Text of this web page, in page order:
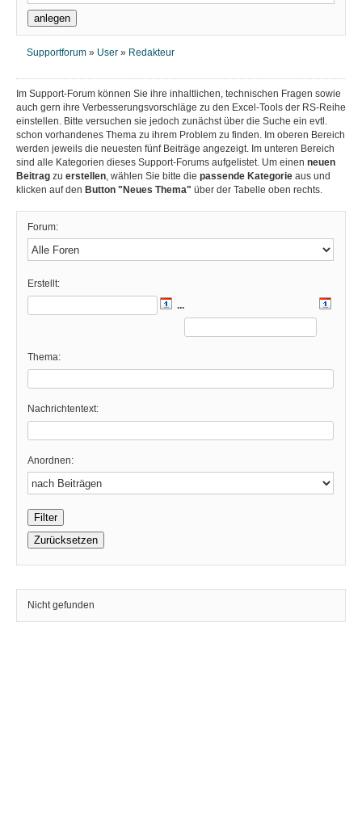
Supportforum » User » Redakteur
Im Support-Forum können Sie ihre inhaltlichen, technischen Fragen sowie
auch gern ihre Verbesserungsvorschläge zu den Excel-Tools der RS-Reihe
einstellen. Bitte versuchen sie jedoch zunächst über die Suche ein evtl.
schon vorhandenes Thema zu ihrem Problem zu finden. Im oberen Bereich
werden jeweils die neuesten fünf Beiträge angezeigt. Im unteren Bereich
sind alle Kategorien dieses Support-Forums aufgelistet. Um einen neuen
Beitrag zu erstellen, wählen Sie bitte die passende Kategorie aus und
klicken auf den Button "Neues Thema" über der Tabelle oben rechts.
Forum:
Erstellt:
...
Thema:
Nachrichtentext:
Anordnen:
Nicht gefunden